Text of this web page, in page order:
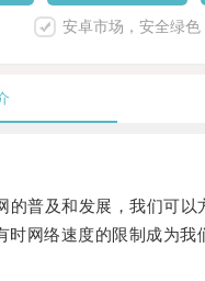
安卓市场，安全绿色
普及和发展，我们可以
时网络速度的限制成为我